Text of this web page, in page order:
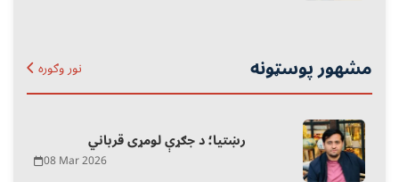
مشهور پوسټونه نور وګوره
رښتیا؛ د جګړې لومړی قرباني
08 Mar 2026